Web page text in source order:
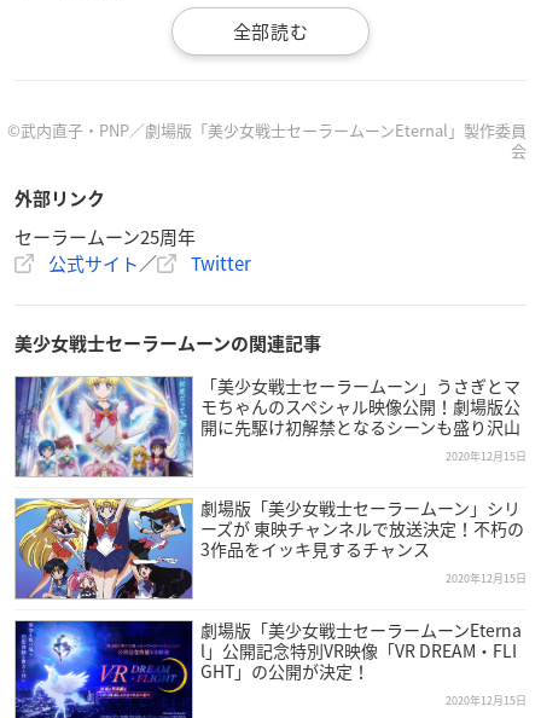
スーパーセーラーマーキュリー
スーパーセーラージュピター
スーパーセーラーヴィーナス
スーパーセーラーウラヌス
スーパーセーラーネプチューン
スーパーセーラーサターン
タキシード仮面
エリオス
スーパーセーラームーン＆スーパーセーラーちびムーンの劇場
版場面シーン(箔押し加工)
スーパーセーラーマーキュリーの劇場版名場面シーン
スーパーセーラーマーズの劇場版名場面シーン
スーパーセーラージュピターの劇場版名場面シーン
スーパーセーラーヴィーナスの劇場版名場面シーン
アマゾネス・カルテットの劇場版名場面シーン
アマゾン・トリオの劇場版名場面シーン
劇場版「美少女戦士セーラームーEternal」ティザービジュアル
(箔押し加工)
©武内直子・PNP／劇場版「美少女戦士セーラームーンEternal」製作委員
会
外部リンク
セーラームーン25周年
公式サイト／ Twitter
美少女戦士セーラームーンの関連記事
「美少女戦士セーラームーン」うさぎとマ
モちゃんのスペシャル映像公開！劇場版公
開に先駆け初解禁となるシーンも盛り沢山
2020年12月15日
劇場版「美少女戦士セーラームーン」シリ
ーズが 東映チャンネルで放送決定！不朽の
3作品をイッキ見するチャンス
2020年12月15日
劇場版「美少女戦士セーラームーンEterna
l」公開記念特別VR映像「VR DREAM・FLI
GHT」の公開が決定！
2020年12月15日